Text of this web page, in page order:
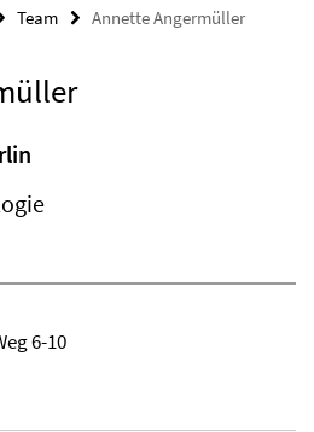
Team Annette Angermüller
6-10